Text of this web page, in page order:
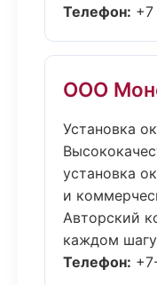
Телефон:
ООО
Установка
установка
и
Авторский
каждом
Телефон: